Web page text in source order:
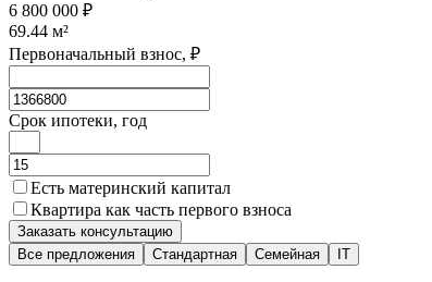
6 800 000 ₽
69.44 м²
Первоначальный взнос, ₽
Срок ипотеки, год
Есть материнский капитал
Квартира как часть первого взноса
Заказать консультацию
Все предложения
Стандартная Семейная IT